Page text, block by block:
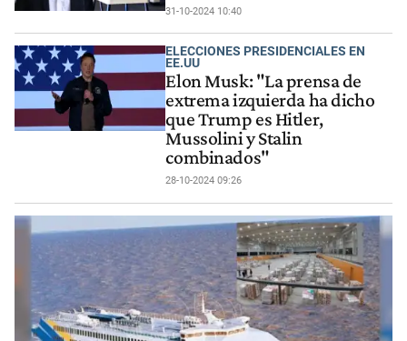
31-10-2024 10:40
ELECCIONES PRESIDENCIALES EN
EE.UU
Elon Musk: "La prensa de
extrema izquierda ha dicho
que Trump es Hitler,
Mussolini y Stalin
combinados"
28-10-2024 09:26